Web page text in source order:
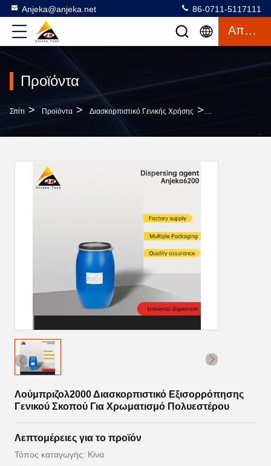
Anjeka@anjeka.net 86-0711-5117111
Απόσπασμα
Προϊόντα
Σπίτι > Προϊόντα > Διασκορπιστικό Γενικής Χρήσης >
Λούμπριζολ2000 Διασκορπιστικό Εξισορρόπησης
Γενικού Σκοπού Για Χρωματισμό Πολυεστέρου
Λεπτομέρειες για το προϊόν
Τόπος καταγωγής: Κίνα